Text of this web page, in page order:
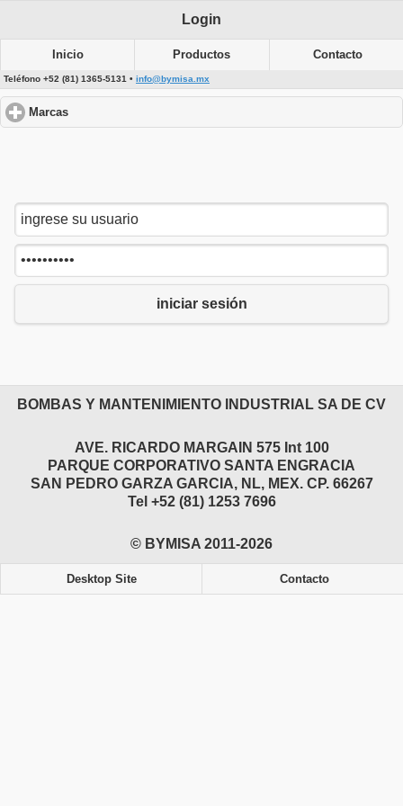
Login
Inicio Productos Contacto
Teléfono +52 (81) 1365-5131 • info@bymisa.mx
Marcas
iniciar sesión
BOMBAS Y MANTENIMIENTO INDUSTRIAL SA DE CV
AVE. RICARDO MARGAIN 575 Int 100
PARQUE CORPORATIVO SANTA ENGRACIA
SAN PEDRO GARZA GARCIA, NL, MEX. CP. 66267
Tel +52 (81) 1253 7696
© BYMISA 2011-2026
Desktop Site Contacto